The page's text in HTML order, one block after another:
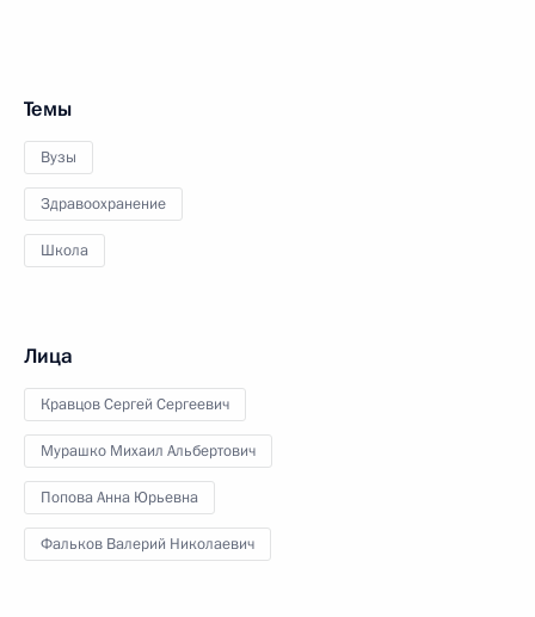
Темы
Вузы
Здравоохранение
Школа
Лица
Кравцов Сергей Сергеевич
Мурашко Михаил Альбертович
Попова Анна Юрьевна
Фальков Валерий Николаевич